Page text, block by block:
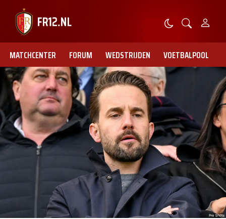
MATCHCENTER FORUM WEDSTRIJDEN VOETBALPOOL